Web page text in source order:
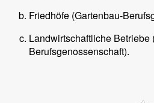
Friedhöfe (Gartenbau-
Landwirtschaftliche
Berufsgenossenschaft).